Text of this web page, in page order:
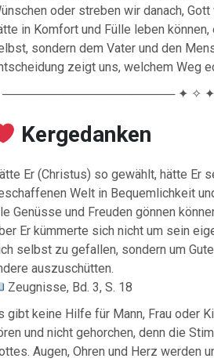
oder streben wir danach,
in Komfort und Fülle leben
sondern dem Vater und den
zeigt uns, welchem Weg
──────────────────── ✦ ✧
Kergedanken
Er (Christus) so gewählt, hätte Er
Welt in Bequemlichkeit
Genüsse und Freuden gönnen
Er kümmerte sich nicht um sein
selbst zu gefallen, sondern um
auszuschütten.
Zeugnisse, Bd. 3, S. 18
gibt keine Hilfe für Mann, Frau oder
und nicht gehorchen, denn die
Augen, Ohren und Herz werden